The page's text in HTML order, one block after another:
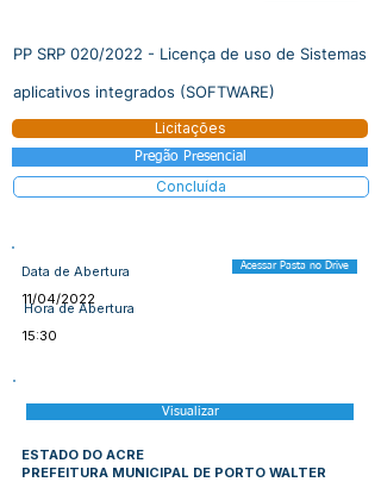
PP SRP 020/2022 - Licença de uso de Sistemas
aplicativos integrados (SOFTWARE)
Licitações
Pregão Presencial
Concluída
Data de Abertura Acessar Pasta no Drive
11/04/2022
Hora de Abertura
15:30
Visualizar
ESTADO DO ACRE
PREFEITURA MUNICIPAL DE PORTO WALTER